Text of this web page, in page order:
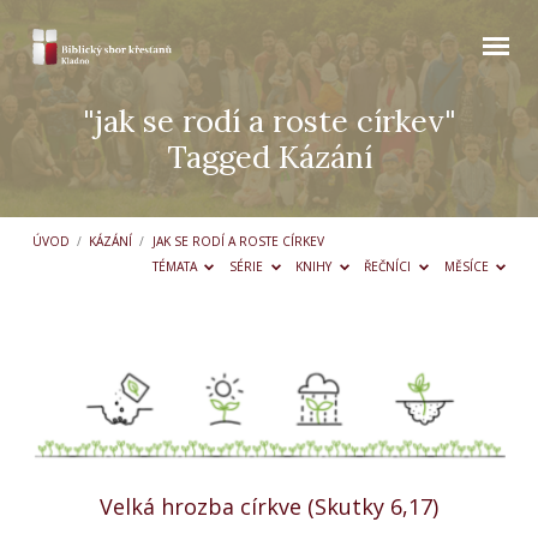
"jak se rodí a roste církev"
Tagged Kázání
ÚVOD / KÁZÁNÍ / JAK SE RODÍ A ROSTE CÍRKEV
TÉMATA
SÉRIE KNIHY ŘEČNÍCI MĚSÍCE
a
církev"Velká hrozba církve (Skutky 6,17)